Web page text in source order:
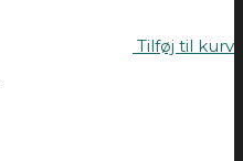
Tilføj til kurv